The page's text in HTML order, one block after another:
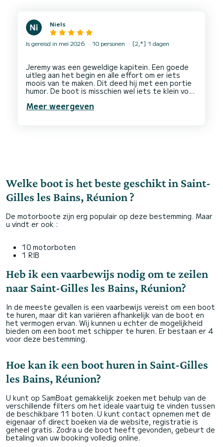
Niels
Is gereisd in mei 2026 10 personen [2,*] 1 dagen
Jeremy was een geweldige kapitein. Een goede
uitleg aan het begin en alle effort om er iets
moois van te maken. Dit deed hij met een portie
humor. De boot is misschien wel iets te klein voor
Meer weergeven
Welke boot is het beste geschikt in Saint-
Gilles les Bains, Réunion ?
De motorboote zijn erg populair op deze bestemming. Maar
u vindt er ook :
10 motorboten
1 RIB
Heb ik een vaarbewijs nodig om te zeilen
naar Saint-Gilles les Bains, Réunion?
In de meeste gevallen is een vaarbewijs vereist om een boot
te huren, maar dit kan variëren afhankelijk van de boot en
het vermogen ervan. Wij kunnen u echter de mogelijkheid
bieden om een boot met schipper te huren. Er bestaan er 4
voor deze bestemming.
Hoe kan ik een boot huren in Saint-Gilles
les Bains, Réunion?
U kunt op SamBoat gemakkelijk zoeken met behulp van de
verschillende filters om het ideale vaartuig te vinden tussen
de beschikbare 11 boten. U kunt contact opnemen met de
eigenaar of direct boeken via de website, registratie is
geheel gratis. Zodra u de boot heeft gevonden, gebeurt de
betaling van uw booking volledig online.